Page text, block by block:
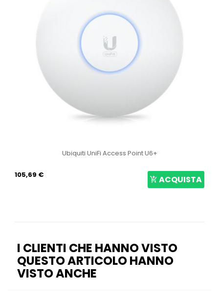
Ubiquiti UniFi Access Point U6+
105,69 € ACQUISTA
I CLIENTI CHE HANNO VISTO
QUESTO ARTICOLO HANNO
VISTO ANCHE